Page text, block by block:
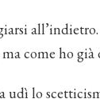
come ho già
lo